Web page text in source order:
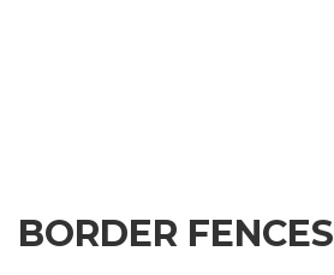
BORDER FENCES